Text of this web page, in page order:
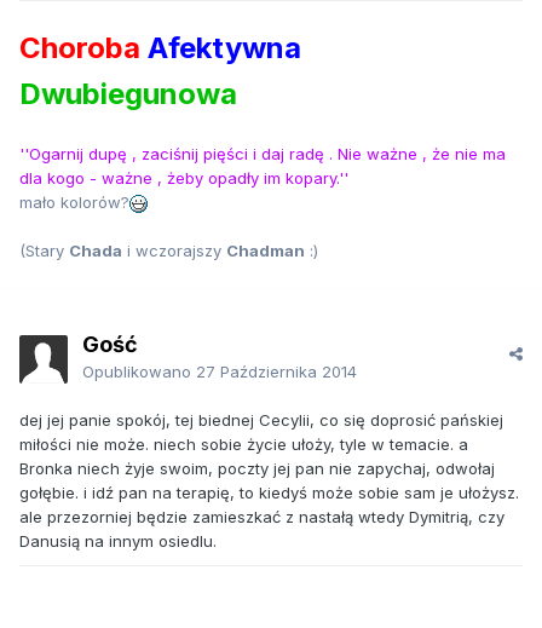
Choroba Afektywna
Dwubiegunowa
''Ogarnij dupę , zaciśnij pięści i daj radę . Nie ważne , że nie ma
dla kogo - ważne , żeby opadły im kopary.''
mało kolorów?
(Stary Chada i wczorajszy Chadman :)
Gość
Opublikowano 27 Października 2014
dej jej panie spokój, tej biednej Cecylii, co się doprosić pańskiej
miłości nie może. niech sobie życie ułoży, tyle w temacie. a
Bronka niech żyje swoim, poczty jej pan nie zapychaj, odwołaj
gołębie. i idź pan na terapię, to kiedyś może sobie sam je ułożysz.
ale przezorniej będzie zamieszkać z nastałą wtedy Dymitrią, czy
Danusią na innym osiedlu.